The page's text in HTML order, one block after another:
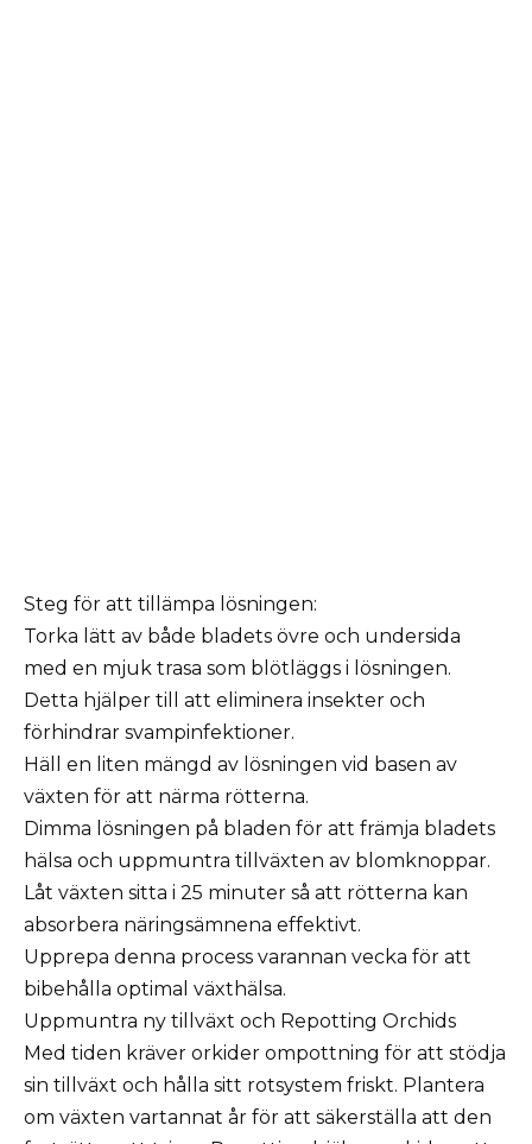
Steg för att tillämpa lösningen:
Torka lätt av både bladets övre och undersida
med en mjuk trasa som blötläggs i lösningen.
Detta hjälper till att eliminera insekter och
förhindrar svampinfektioner.
Häll en liten mängd av lösningen vid basen av
växten för att närma rötterna.
Dimma lösningen på bladen för att främja bladets
hälsa och uppmuntra tillväxten av blomknoppar.
Låt växten sitta i 25 minuter så att rötterna kan
absorbera näringsämnena effektivt.
Upprepa denna process varannan vecka för att
bibehålla optimal växthälsa.
Uppmuntra ny tillväxt och Repotting Orchids
Med tiden kräver orkider ompottning för att stödja
sin tillväxt och hålla sitt rotsystem friskt. Plantera
om växten vartannat år för att säkerställa att den